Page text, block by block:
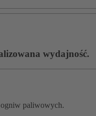
wydajność.
paliwowych.